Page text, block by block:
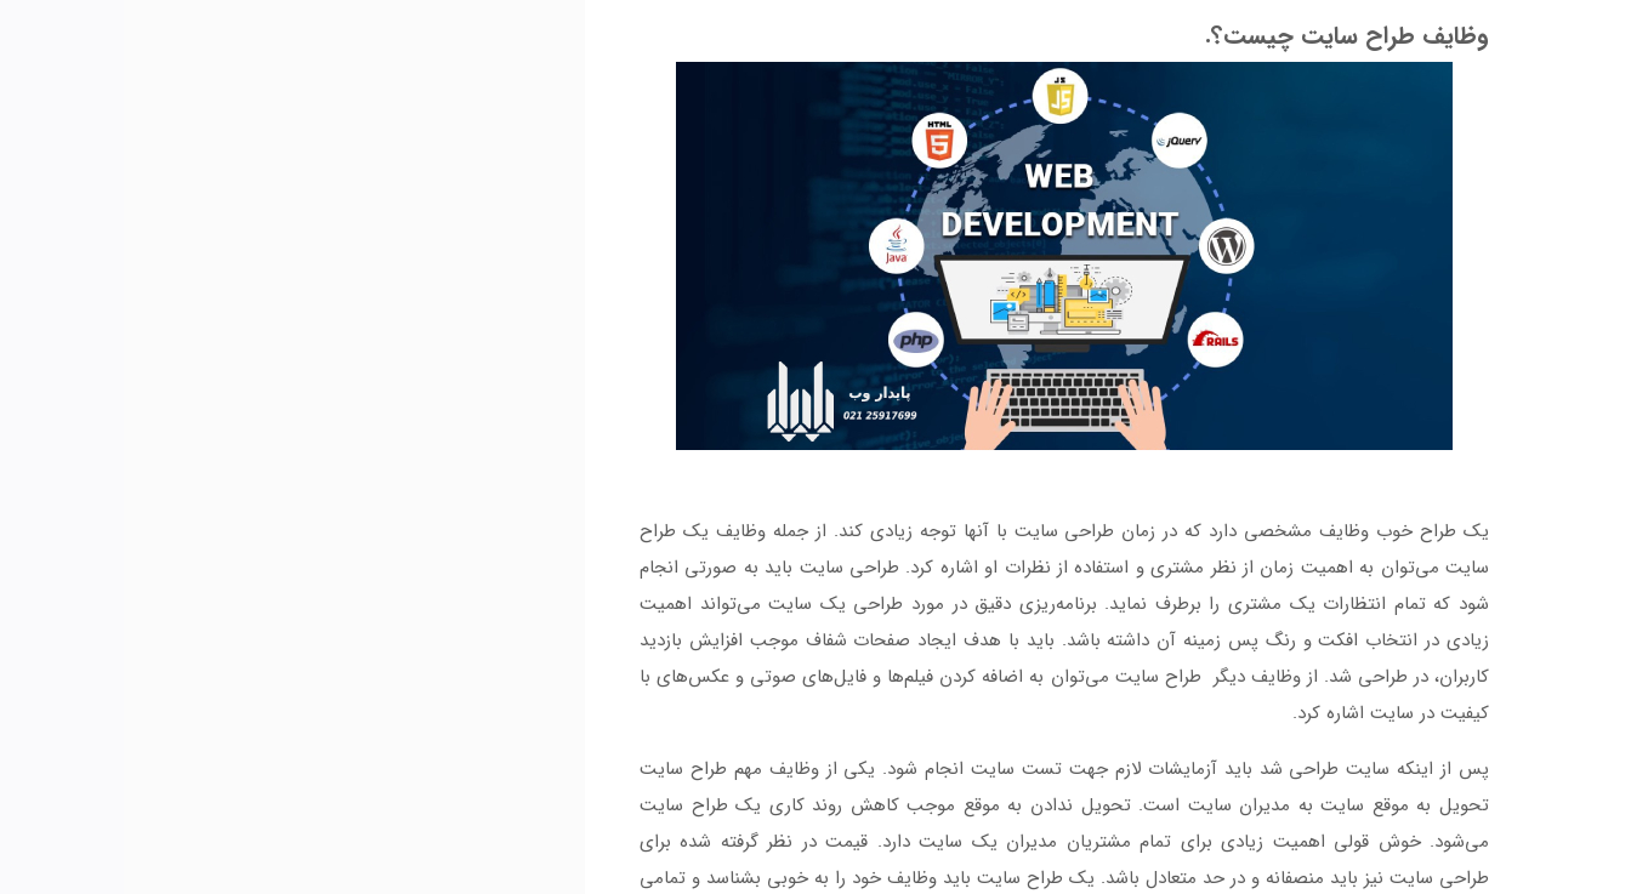
وظایف طراح سایت چیست؟.
یک طراح خوب وظایف مشخصی دارد که در زمان طراحی سایت با آنها توجه زیادی کند. از جمله وظایف یک طراح
سایت می‌توان به اهمیت زمان از نظر مشتری و استفاده از نظرات او اشاره کرد. طراحی سایت باید به صورتی انجام
شود که تمام انتظارات یک مشتری را برطرف نماید. برنامه‌ریزی دقیق در مورد طراحی یک سایت می‌تواند اهمیت
زیادی در انتخاب افکت و رنگ پس زمینه آن داشته باشد. باید با هدف ایجاد صفحات شفاف موجب افزایش بازدید
کاربران، در طراحی شد. از وظایف دیگر طراح سایت می‌توان به اضافه کردن فیلم‌ها و فایل‌های صوتی و عکس‌های با
کیفیت در سایت اشاره کرد.
پس از اینکه سایت طراحی شد باید آزمایشات لازم جهت تست سایت انجام شود. یکی از وظایف مهم طراح سایت
تحویل به موقع سایت به مدیران سایت است. تحویل ندادن به موقع موجب کاهش روند کاری یک طراح سایت
می‌شود. خوش قولی اهمیت زیادی برای تمام مشتریان مدیران یک سایت دارد. قیمت در نظر گرفته شده برای
طراحی سایت نیز باید منصفانه و در حد متعادل باشد. یک طراح سایت باید وظایف خود را به خوبی بشناسد و تمامی